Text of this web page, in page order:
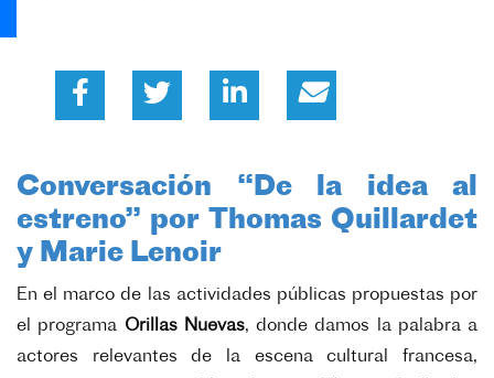
Conversación “De la idea al
estreno” por Thomas Quillardet
y Marie Lenoir
En el marco de las actividades públicas propuestas por
el programa Orillas Nuevas, donde damos la palabra a
actores relevantes de la escena cultural francesa,